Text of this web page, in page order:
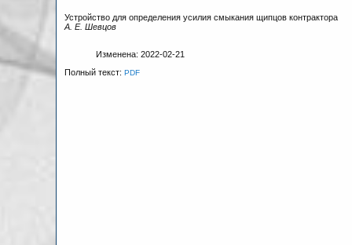
Устройство для определения усилия смыкания щипцов контрактора
А. Е. Шевцов
Изменена: 2022-02-21
Полный текст:PDF